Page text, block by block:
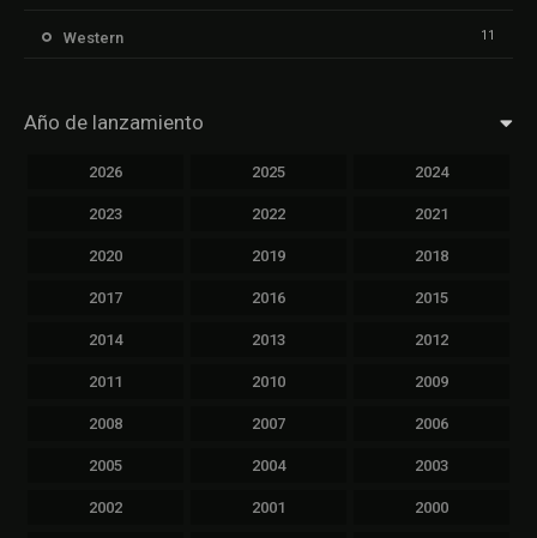
Western 11
Año de lanzamiento
2026 2025 2024
2023 2022 2021
2020 2019 2018
2017 2016 2015
2014 2013 2012
2011 2010 2009
2008 2007 2006
2005 2004 2003
2002 2001 2000